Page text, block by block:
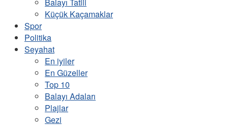
Küçük Kaçamaklar
Spor
Politika
Seyahat
En iyiler
En Güzeller
Top 10
Balayı Adaları
Plajlar
Gezi